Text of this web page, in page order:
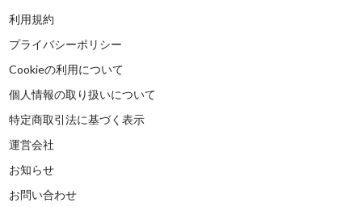
利用規約
プライバシーポリシー
Cookieの利用について
個人情報の取り扱いについて
特定商取引法に基づく表示
運営会社
お知らせ
お問い合わせ